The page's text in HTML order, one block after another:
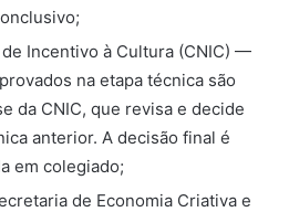
Incentivo à Cultura (CNIC) —
na etapa técnica são
da CNIC, que revisa e decide
anterior. A decisão final é
em colegiado;
de Economia Criativa e